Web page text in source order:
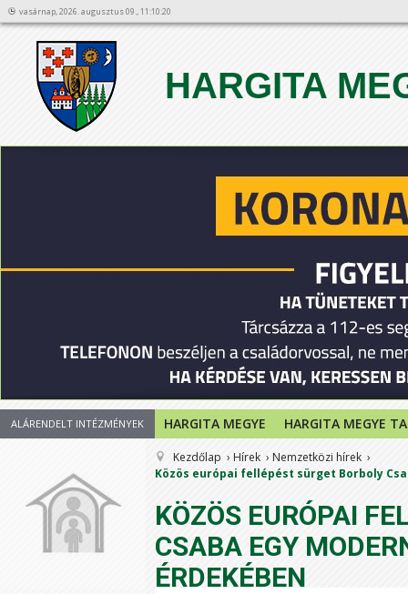
vasárnap, 2026. augusztus 09., 11:10:20
HARGITA
12
ALÁRENDELT INTÉZMÉNYEK HARGITA MEGYE HARGITA MEGYE
Kezdőlap Hírek
Nemzetközi hírek
Közös európai fellépést sürget Borboly
KÖZÖS EURÓPAI
CSABA EGY
ÉRDEKÉBEN